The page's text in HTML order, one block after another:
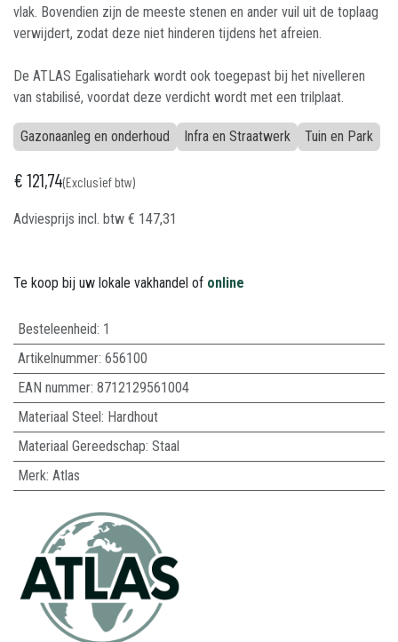
vlak. Bovendien zijn de meeste stenen en ander vuil uit de toplaag
verwijdert, zodat deze niet hinderen tijdens het afreien.
De ATLAS Egalisatiehark wordt ook toegepast bij het nivelleren
van stabilisé, voordat deze verdicht wordt met een trilplaat.
Gazonaanleg en onderhoud Infra en Straatwerk Tuin en Park
€121,74(Exclusief btw)
Adviesprijs incl. btw € 147,31
Te koop bij uw lokale vakhandel of online
Besteleenheid: 1
Artikelnummer: 656100
EAN nummer: 8712129561004
Materiaal Steel: Hardhout
Materiaal Gereedschap: Staal
Merk: Atlas